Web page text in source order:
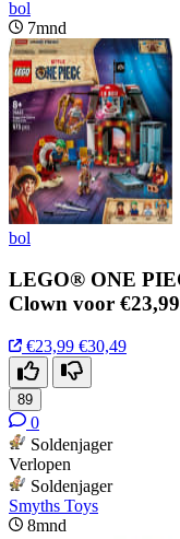
bol
7mnd
bol
LEGO® ONE
Clown voor
€23,99 €30,49
89
0
Soldenjager
Verlopen
Soldenjager
Smyths Toys
8mnd